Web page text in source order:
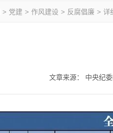
重庆市领导活动报道集
干
基
> 党建 > 作风建设 > 反腐倡廉 > 详
文章来源： 中央纪